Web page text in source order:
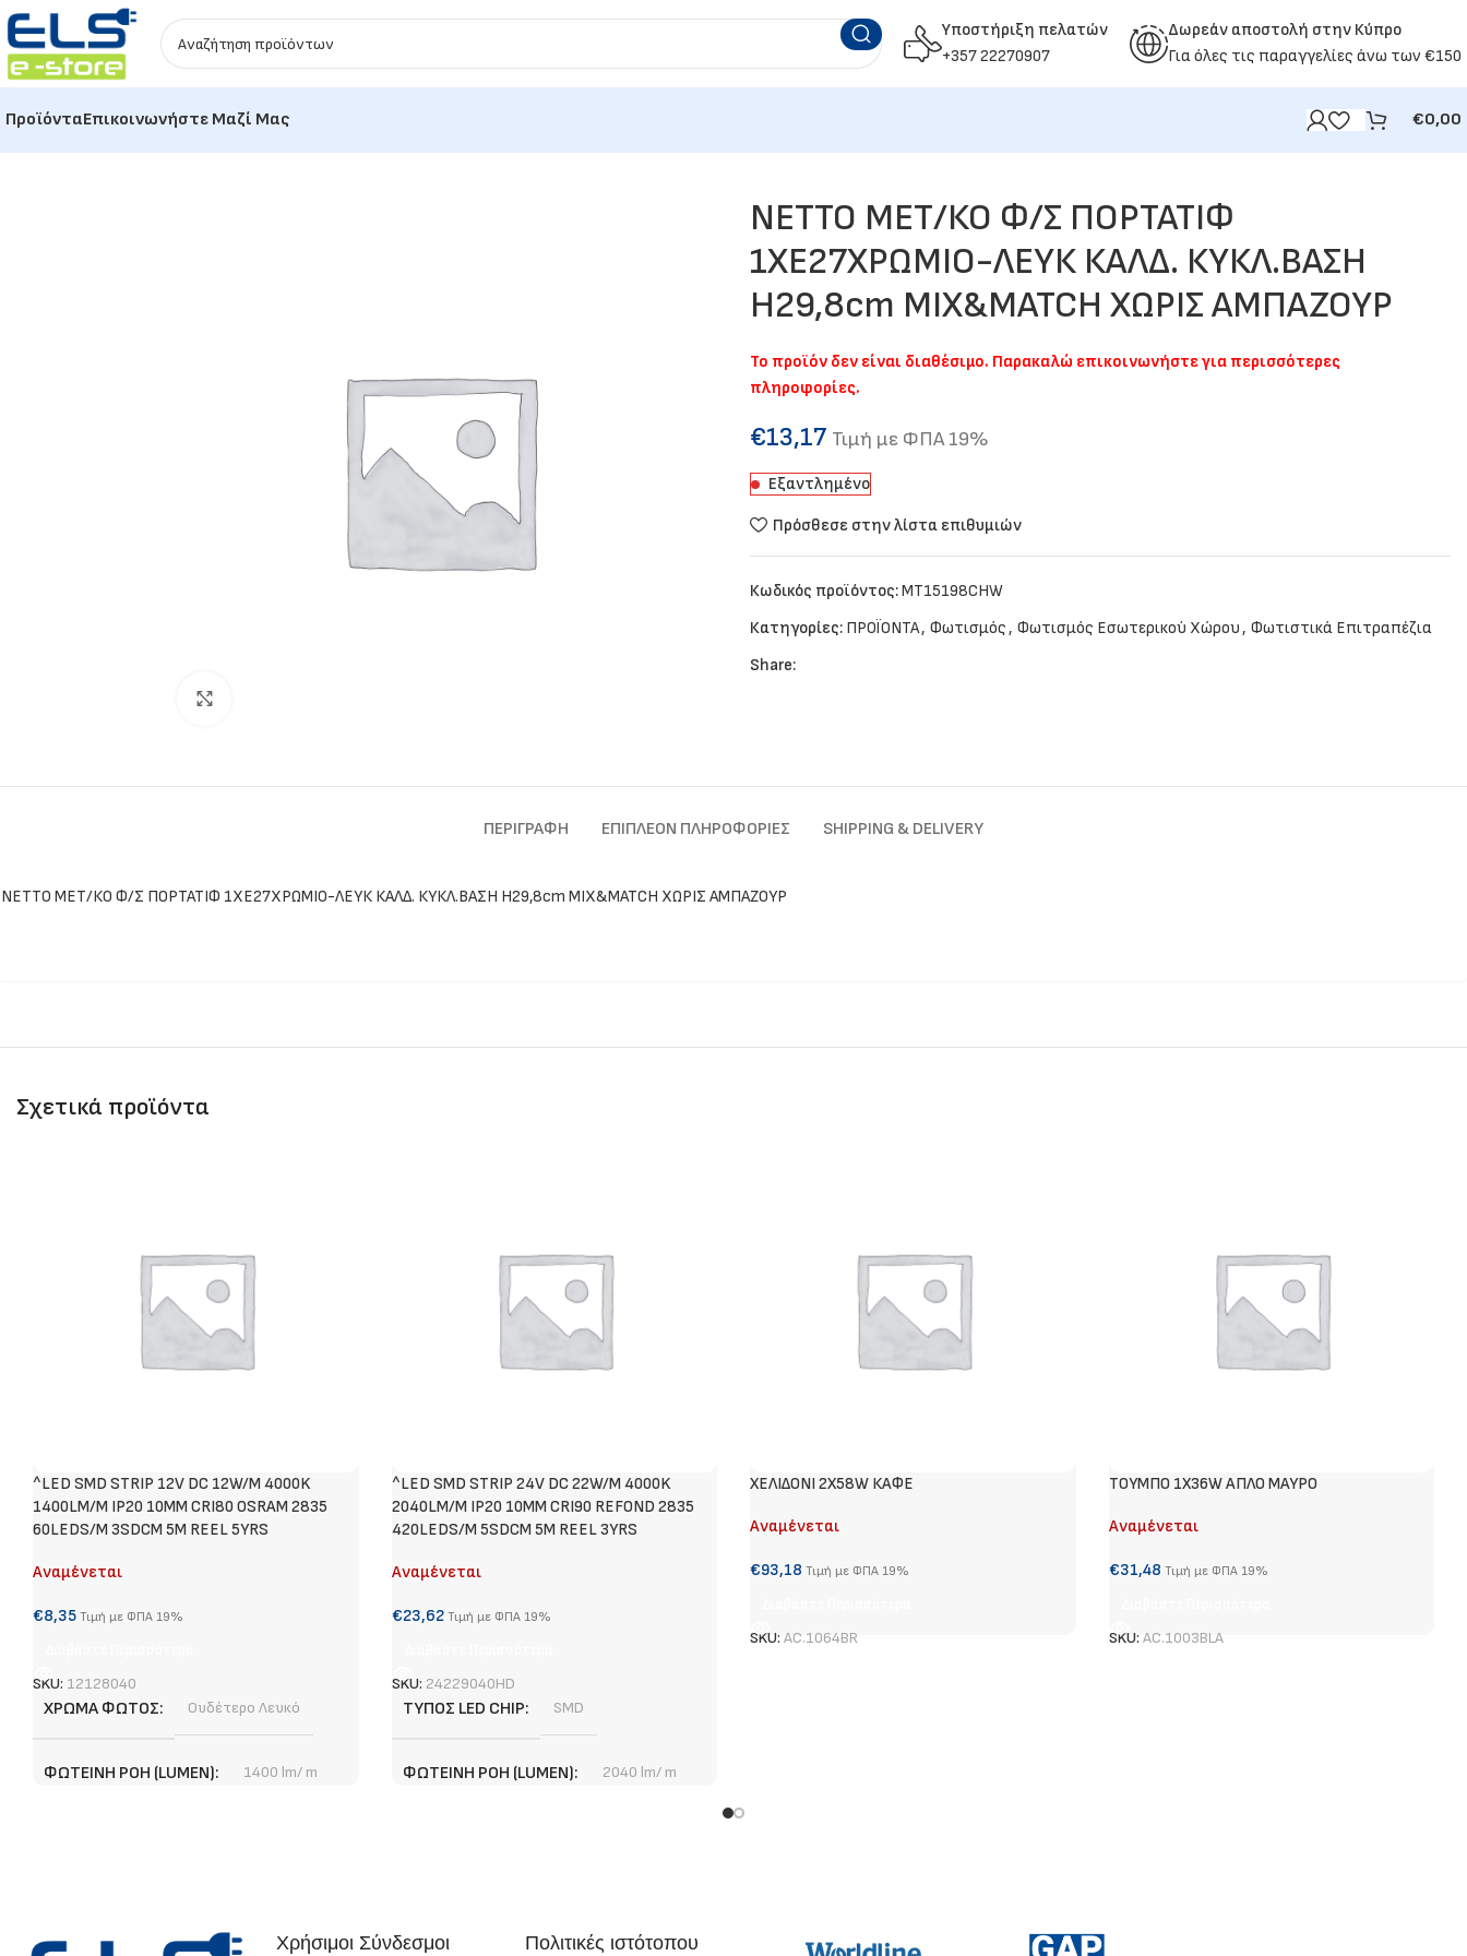
Υποστήριξη πελατών
+357 22270907
Δωρεάν αποστολή στην Κύπρο
Για όλες τις παραγγελίες άνω των €150
ΠροϊόνταΕπικοινωνήστε Μαζί Μας €0,00
NETTO ΜΕΤ/ΚΟ Φ/Σ ΠΟΡΤΑΤΙΦ
1ΧΕ27ΧΡΩΜΙΟ-ΛΕΥΚ ΚΑΛΔ. ΚΥΚΛ.ΒΑΣΗ
Η29,8cm MIX&MATCH ΧΩΡΙΣ ΑΜΠΑΖΟΥΡ
Το προϊόν δεν είναι διαθέσιμο. Παρακαλώ επικοινωνήστε για περισσότερες
πληροφορίες.
€13,17 Τιμή με ΦΠΑ 19%
Εξαντλημένο
Πρόσθεσε στην λίστα επιθυμιών
Κωδικός προϊόντος:MT15198CHW
Κατηγορίες: ΠΡΟΪΟΝΤΑ, Φωτισμός, Φωτισμός Εσωτερικού Χώρου, Φωτιστικά Επιτραπέζια
Share:
ΠΕΡΙΓΡΑΦΉ ΕΠΙΠΛΈΟΝ ΠΛΗΡΟΦΟΡΊΕΣ SHIPPING & DELIVERY
NETTO ΜΕΤ/ΚΟ Φ/Σ ΠΟΡΤΑΤΙΦ 1ΧΕ27ΧΡΩΜΙΟ-ΛΕΥΚ ΚΑΛΔ. ΚΥΚΛ.ΒΑΣΗ Η29,8cm MIX&MATCH ΧΩΡΙΣ ΑΜΠΑΖΟΥΡ
Σχετικά προϊόντα
^LED SMD STRIP 12V DC 12W/M 4000K
1400LM/M IP20 10MM CRI80 OSRAM 2835
60LEDS/M 3SDCM 5M REEL 5YRS
Αναμένεται
€8,35 Τιμή με ΦΠΑ 19%
SKU: 12128040
ΧΡΏΜΑ ΦΩΤΌΣ Ουδέτερο Λευκό
ΦΩΤΕΙΝΉ ΡΟΉ (LUMEN) 1400 lm/ m
^LED SMD STRIP 24V DC 22W/M 4000K
2040LM/M IP20 10MM CRI90 REFOND 2835
420LEDS/M 5SDCM 5M REEL 3YRS
Αναμένεται
€23,62 Τιμή με ΦΠΑ 19%
SKU: 24229040HD
ΤΎΠΟΣ LED CHIP SMD
ΦΩΤΕΙΝΉ ΡΟΉ (LUMEN) 2040 lm/ m
ΧΕΛΙΔΟΝΙ 2X58W ΚΑΦΕ
Αναμένεται
€93,18 Τιμή με ΦΠΑ 19%
SKU: AC.1064BR
ΤΟΥΜΠΟ 1Χ36W ΑΠΛΟ ΜΑΥΡΟ
Αναμένεται
€31,48 Τιμή με ΦΠΑ 19%
SKU: AC.1003BLA
Χρήσιμοι Σύνδεσμοι Πολιτικές ιστότοπου